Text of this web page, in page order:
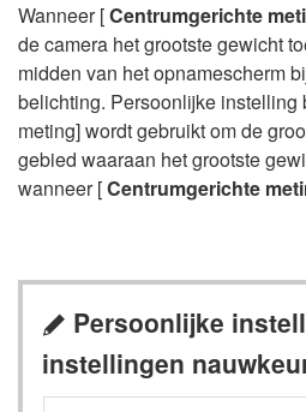
Wanneer [Centrumgerichte
de camera het grootste gewicht
midden van het opnamescherm
belichting. Persoonlijke instelling
meting] wordt gebruikt om de
gebied waaraan het grootste
wanneer [Centrumgerichte
A Persoonlijke
instellingen